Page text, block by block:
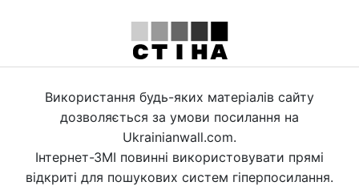
Використання будь-яких матеріалів сайту
дозволяється за умови посилання на
Ukrainianwall.com.
Інтернет-ЗМІ повинні використовувати прямі
відкриті для пошукових систем гіперпосилання.